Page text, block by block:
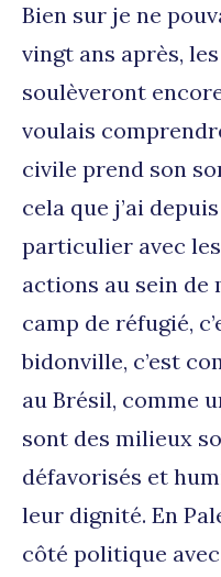
Bien sur je ne
vingt ans après,
soulèveront
voulais
civile prend son
cela que j’ai
particulier avec
actions au sein de
camp de réfugié,
bidonville, c’est
au Brésil, comme
sont des milieux
défavorisés et
leur dignité. En
côté politique